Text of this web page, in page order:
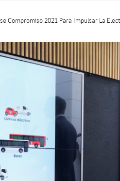
Compromiso 2021 Para Impulsar La